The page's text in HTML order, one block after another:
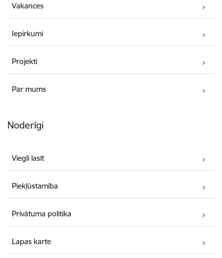
Vakances
Iepirkumi
Projekti
Par mums
Noderīgi
Viegli lasīt
Piekļūstamība
Privātuma politika
Lapas karte